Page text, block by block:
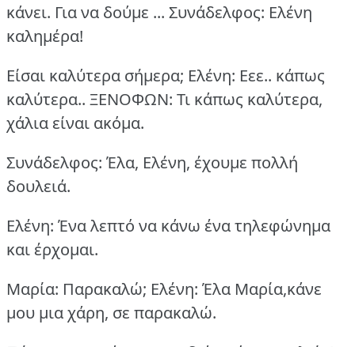
κάνει. Για να δούμε ... Συνάδελφος: Ελένη
καλημέρα!
Είσαι καλύτερα σήμερα; Ελένη: Εεε.. κάπως
καλύτερα.. ΞΕΝΟΦΩΝ: Τι κάπως καλύτερα,
χάλια είναι ακόμα.
Συνάδελφος: Έλα, Ελένη, έχουμε πολλή
δουλειά.
Ελένη: Ένα λεπτό να κάνω ένα τηλεφώνημα
και έρχομαι.
Μαρία: Παρακαλώ; Ελένη: Έλα Μαρία,κάνε
μου μια χάρη, σε παρακαλώ.